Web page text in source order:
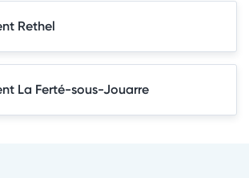
Rethel
La Ferté-sous-Jouarre